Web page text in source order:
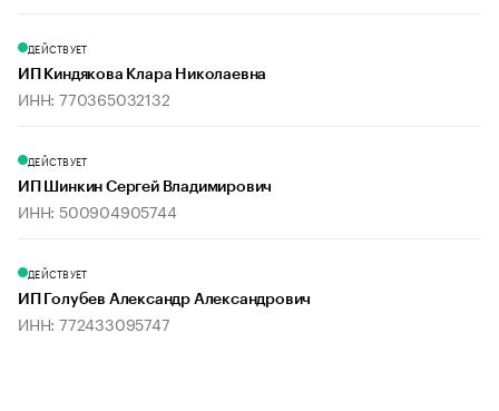
ДЕЙСТВУЕТ
ИП Киндякова Клара Николаевна
ИНН: 770365032132
ДЕЙСТВУЕТ
ИП Шинкин Сергей Владимирович
ИНН: 500904905744
ДЕЙСТВУЕТ
ИП Голубев Александр Александрович
ИНН: 772433095747